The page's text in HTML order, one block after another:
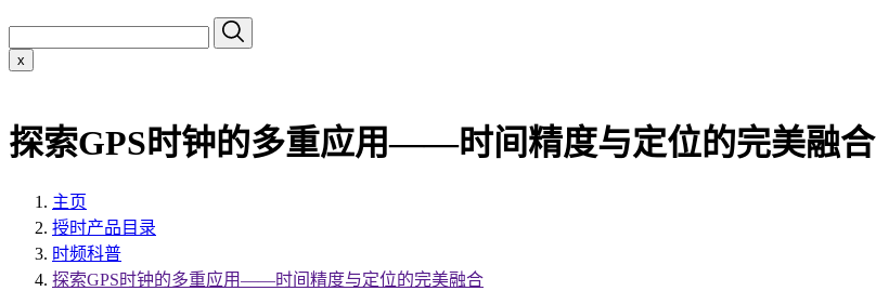
x
探索GPS时钟的多重应用——时间精度与定位的完美融合
主页
授时产品目录
时频科普
探索GPS时钟的多重应用——时间精度与定位的完美融合